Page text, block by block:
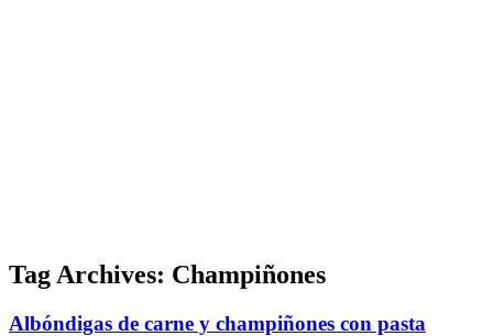
Tag Archives: Champiñones
Albóndigas de carne y champiñones con pasta